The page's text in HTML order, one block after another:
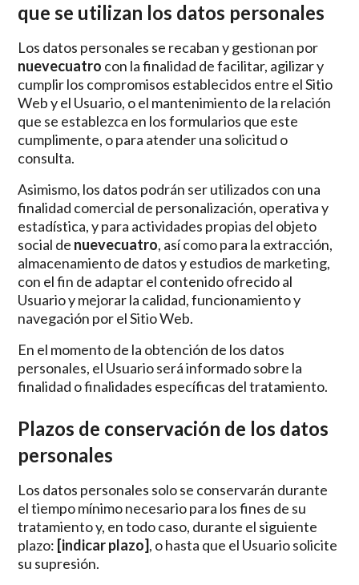
que se utilizan los datos personales
Los datos personales se recaban y gestionan por
nuevecuatro con la finalidad de facilitar, agilizar y
cumplir los compromisos establecidos entre el Sitio
Web y el Usuario, o el mantenimiento de la relación
que se establezca en los formularios que este
cumplimente, o para atender una solicitud o
consulta.
Asimismo, los datos podrán ser utilizados con una
finalidad comercial de personalización, operativa y
estadística, y para actividades propias del objeto
social de nuevecuatro, así como para la extracción,
almacenamiento de datos y estudios de marketing,
con el fin de adaptar el contenido ofrecido al
Usuario y mejorar la calidad, funcionamiento y
navegación por el Sitio Web.
En el momento de la obtención de los datos
personales, el Usuario será informado sobre la
finalidad o finalidades específicas del tratamiento.
Plazos de conservación de los datos
personales
Los datos personales solo se conservarán durante
el tiempo mínimo necesario para los fines de su
tratamiento y, en todo caso, durante el siguiente
plazo: [indicar plazo], o hasta que el Usuario solicite
su supresión.